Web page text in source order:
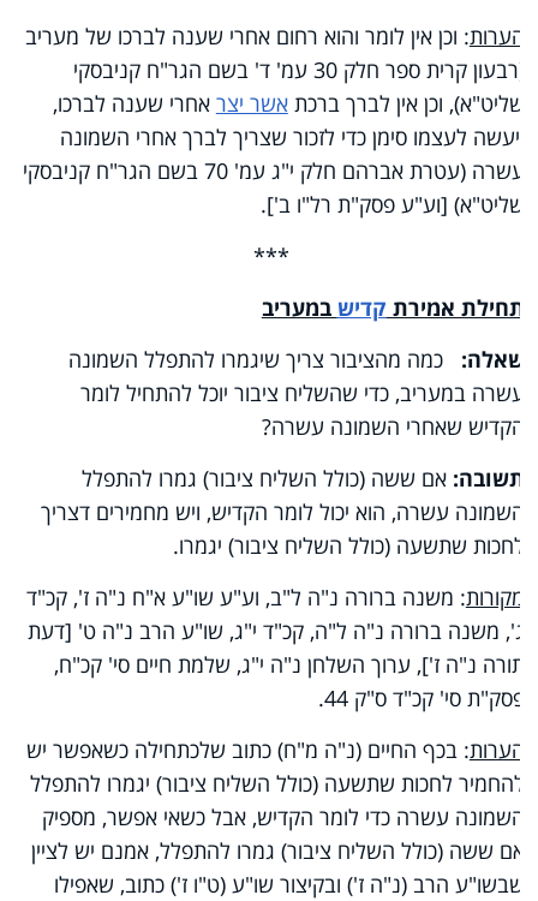
הערות: וכן אין לומר והוא רחום אחרי שענה לברכו של מעריב
(רבעון קרית ספר חלק 30 עמ' ד' בשם הגר"ח קניבסקי
שליט"א), וכן אין לברך ברכתאשר יצר אחרי שענה לברכו,
ויעשה לעצמו סימן כדי לזכור שצריך לברך אחרי השמונה
עשרה (עטרת אברהם חלק י"ג עמ' 70 בשם הגר"ח קניבסקי
שליט"א) [וע"ע פסק"ת רל"ו ב'].
***
תחילת אמירת קדיש במעריב
שאלה: כמה מהציבור צריך שיגמרו להתפלל השמונה
עשרה במעריב, כדי שהשליח ציבור יוכל להתחיל לומר
הקדיש שאחרי השמונה עשרה?
תשובה: אם ששה (כולל השליח ציבור) גמרו להתפלל
השמונה עשרה, הוא יכול לומר הקדיש, ויש מחמירים דצריך
לחכות שתשעה (כולל השליח ציבור) יגמרו.
מקורות: משנה ברורה נ"ה ל"ב, וע"ע שו"ע א"ח נ"ה ז', קכ"ד
ג', משנה ברורה נ"ה ל"ה, קכ"ד י"ג, שו"ע הרב נ"ה ט' [דעת
תורה נ"ה ז'], ערוך השלחן נ"ה י"ג, שלמת חיים סי' קכ"ח,
פסק"ת סי' קכ"ד ס"ק 44.
הערות: בכף החיים (נ"ה מ"ח) כתוב שלכתחילה כשאפשר יש
להחמיר לחכות שתשעה (כולל השליח ציבור) יגמרו להתפלל
השמונה עשרה כדי לומר הקדיש, אבל כשאי אפשר, מספיק
אם ששה (כולל השליח ציבור) גמרו להתפלל, אמנם יש לציין
שבשו"ע הרב (נ"ה ז') ובקיצור שו"ע (ט"ו ז') כתוב, שאפילו